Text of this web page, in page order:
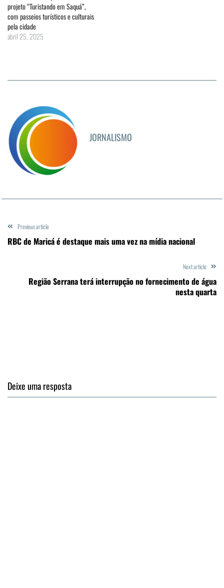
projeto “Turistando em Saquá”,
com passeios turísticos e culturais
pela cidade
abril 25, 2025
JORNALISMO
Previous article
RBC de Maricá é destaque mais uma vez na mídia nacional
Next article
Região Serrana terá interrupção no fornecimento de água
nesta quarta
Deixe uma resposta